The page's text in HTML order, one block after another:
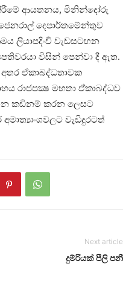
ආයතනය, මිනින්දෝරු
දෙපාර්තමේන්තුව
ලියාපදිංචි වැඩසටහන
විසින් පෙන්වා දී ඇත.
ඒකාබද්ධතාවක
රාජපක්‍ෂ මහතා ඒකාබද්ධව
කඩිනම් කරන ලෙසට
වැඩිදුරටත්
Next article
දුම්රියක් පීලි පනී